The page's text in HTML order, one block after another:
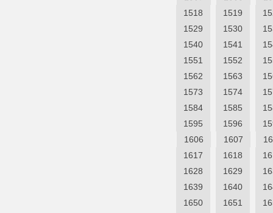
1518
1519
1529
1530
1540
1541
1551
1552
1562
1563
1573
1574
1584
1585
1595
1596
1606
1607
1617
1618
1628
1629
1639
1640
1650
1651